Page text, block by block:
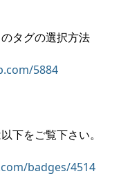
タグの選択方法
5884
下をご覧下さい。
badges/4514